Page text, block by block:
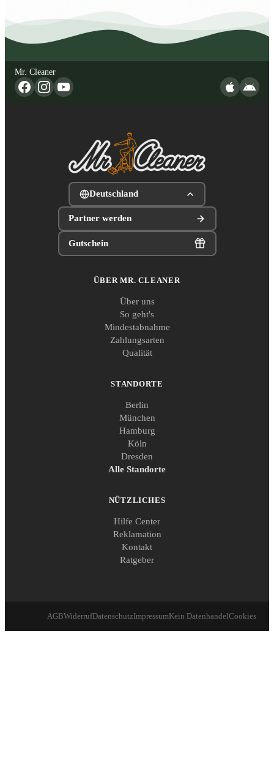
Mr. Cleaner
Deutschland
Partner werden
Gutschein
ÜBER MR. CLEANER
Über uns
So geht's
Mindestabnahme
Zahlungsarten
Qualität
STANDORTE
Berlin
München
Hamburg
Köln
Dresden
Alle Standorte
NÜTZLICHES
Hilfe Center
Reklamation
Kontakt
Ratgeber
AGBWiderrufDatenschutzImpressumKein DatenhandelCookies